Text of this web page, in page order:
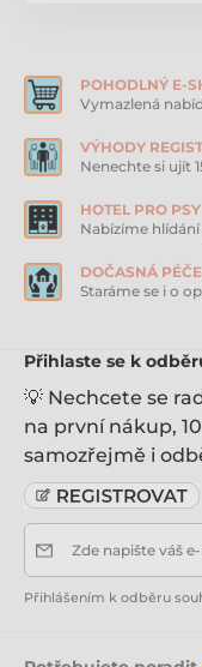
poskytuje
pohodlí pro
ergonomicky
snadné
pochromovaná
díky rychle
psa vždy pod
funkce
reflexními prvky
od velikosti S -
zásobníkem na
od velikosti S -
osvětlením
typ:pásek
Návod na údržbu:
POHODLNÝ E-
Vymazlená
VÝHODY
Nenechte si ujít
HOTEL PRO PSY
Nabízíme
DOČASNÁ
Staráme se i o
Přihlaste se k
💡 Nechcete se
na první nákup,
samozřejmě i
Zde napište váš
Přihlášením k odběru